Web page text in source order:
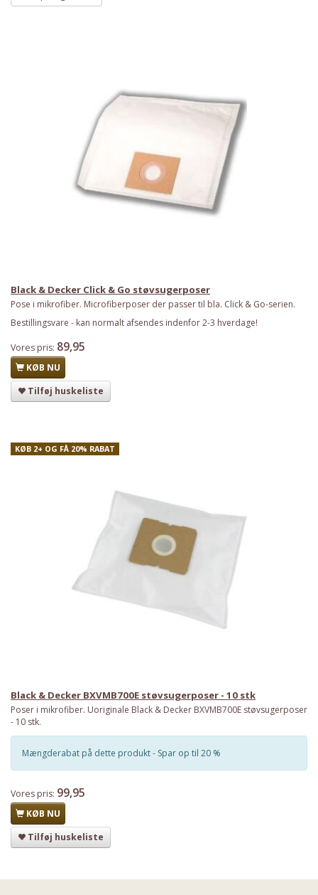
Black & Decker Click & Go støvsugerposer
Pose i mikrofiber. Microfiberposer der passer til bla. Click & Go-serien.
Bestillingsvare - kan normalt afsendes indenfor 2-3 hverdage!
Vores pris: 89,95
KØB NU
Tilføj huskeliste
KØB 2+ OG FÅ 20% RABAT
Black & Decker BXVMB700E støvsugerposer - 10 stk
Poser i mikrofiber. Uoriginale Black & Decker BXVMB700E støvsugerposer
- 10 stk.
Mængderabat på dette produkt - Spar op til 20 %
Vores pris: 99,95
KØB NU
Tilføj huskeliste